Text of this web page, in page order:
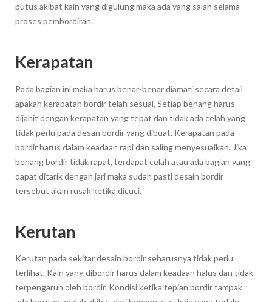
putus akibat kain yang digulung maka ada yang salah selama
proses pembordiran.
Kerapatan
Pada bagian ini maka harus benar-benar diamati secara detail
apakah kerapatan bordir telah sesuai. Setiap benang harus
dijahit dengan kerapatan yang tepat dan tidak ada celah yang
tidak perlu pada desan bordir yang dibuat. Kerapatan pada
bordir harus dalam keadaan rapi dan saling menyesuaikan. Jika
benang bordir tidak rapat, terdapat celah atau ada bagian yang
dapat ditarik dengan jari maka sudah pasti desain bordir
tersebut akan rusak ketika dicuci.
Kerutan
Kerutan pada sekitar desain bordir seharusnya tidak perlu
terlihat. Kain yang dibordir harus dalam keadaan halus dan tidak
terpengaruh oleh bordir. Kondisi ketika tepian bordir tampak